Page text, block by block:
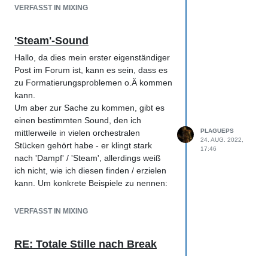
Direktvergleich
VERFASST IN MIXING
'Steam'-Sound
Hallo, da dies mein erster eigenständiger
Post im Forum ist, kann es sein, dass es
zu Formatierungsproblemen o.Ä kommen
kann.
Um aber zur Sache zu kommen, gibt es
einen bestimmten Sound, den ich
mittlerweile in vielen orchestralen
Stücken gehört habe - er klingt stark
nach 'Dampf' / 'Steam', allerdings weiß
ich nicht, wie ich diesen finden / erzielen
kann. Um konkrete Beispiele zu nennen:
Einmal hier, etwa um 0:51 im linken
VERFASST IN MIXING
PLAGUEPS
24. AUG. 2022,
17:46
RE: Totale Stille nach Break